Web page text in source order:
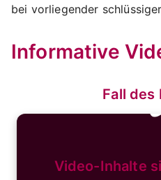
bei vorliegender
Informative
Fall des
Video-Inhalte